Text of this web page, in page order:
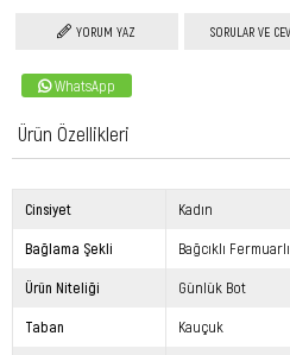
YORUM YAZ SORULAR VE
WhatsApp
Ürün Özellikleri
Cinsiyet Kadın
Bağlama Şekli Bağcıklı Fermuarlı
Ürün Niteliği Günlük Bot
Taban Kauçuk